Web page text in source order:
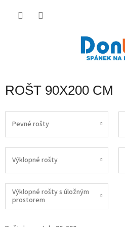
ROŠT 90X200 CM
Pevné rošty
Výklopné rošty
Výklopné rošty s úložným
prostorem